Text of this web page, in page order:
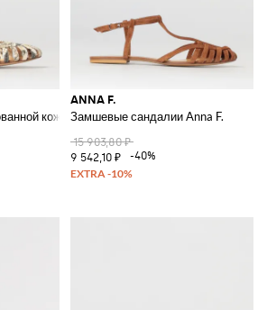
кожи Anna F.
ANNA F.
Замшевые сандалии Anna F.
15 903,80 ₽
9 542,10 ₽
-40%